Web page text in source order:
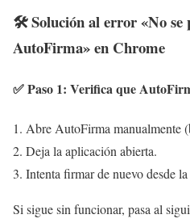
🛠️Solución al error «No se
AutoFirma» en Chrome
✅ Paso 1: Verifica que
Abre AutoFirma manualmente
Deja la aplicación abierta.
Intenta firmar de nuevo desde
Si sigue sin funcionar, pasa al